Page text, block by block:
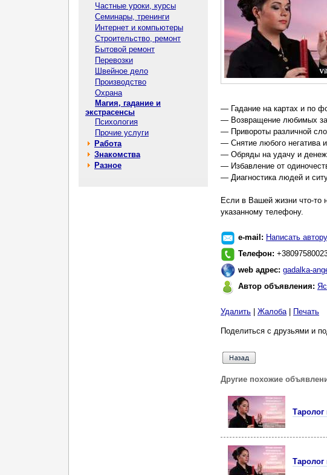
Частные уроки, курсы
Семинары, тренинги
Интернет и компьютеры
Строительство, ремонт
Бытовой ремонт
Перевозки
Швейное дело
Производство
Охрана
Магия, гадание и
экстрасенсы
Психология
Прочие услуги
Работа
Знакомства
Разное
— Гадание на картах и по
— Возвращение любимых за
— Привороты различной
— Снятие любого негатива
— Обряды на удачу и
— Избавление от
— Диагностика людей и
Если в Вашей жизни что-то
указанному телефону.
e-mail: Написать автору
Телефон:
web адрес: gadalka-
Автор объявления:
Удалить Жалоба| Печать
Поделиться с друзьями и
Другие похожие
Таролог
Таролог